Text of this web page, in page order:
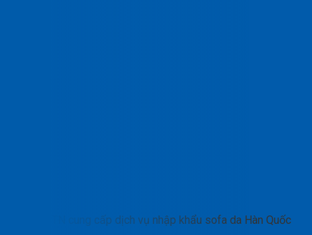
PTN cung cấp dịch vụ nhập khẩu sofa da Hàn Quốc